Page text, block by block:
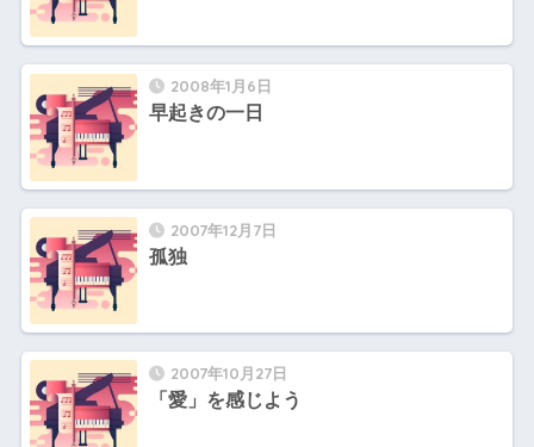
2008年1月6日
早起きの一日
2007年12月7日
孤独
2007年10月27日
「愛」を感じよう